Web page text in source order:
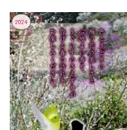
2024